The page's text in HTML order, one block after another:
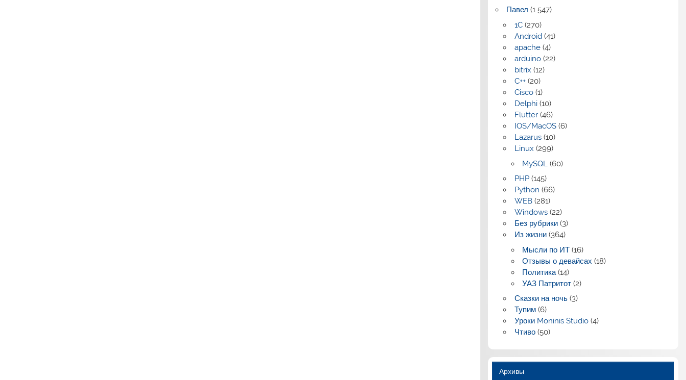
Павел (1 547)
1C(270)
Android(41)
apache(4)
arduino(22)
bitrix (12)
C++(20)
Cisco(1)
Delphi(10)
Flutter(46)
IOS/MacOS(6)
Lazarus(10)
Linux (299)
MySQL(60)
PHP(145)
Python (66)
WEB(281)
Windows(22)
Без рубрики(3)
Из жизни(364)
Мысли по ИТ(16)
Отзывы о девайсах (18)
Политика(14)
УАЗ Патритот(2)
Сказки на ночь(3)
Тупим(6)
Уроки Moninis Studio(4)
Чтиво(50)
Архивы